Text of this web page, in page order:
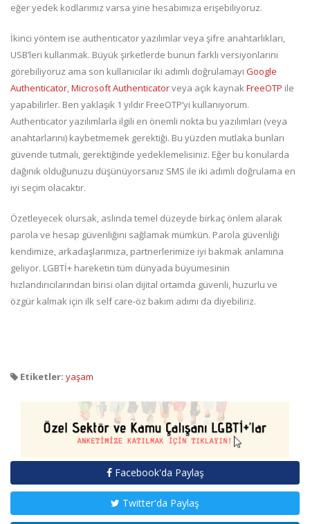
eğer yedek kodlarımız varsa yine hesabımıza erişebiliyoruz.
İkinci yöntem ise authenticator yazılımlar veya şifre anahtarlıkları,
USB’leri kullanmak. Büyük şirketlerde bunun farklı versiyonlarını
görebiliyoruz ama son kullanıcılar iki adımlı doğrulamayı Google
Authenticator,Microsoft Authenticatorveya açık kaynakFreeOTP ile
yapabilirler. Ben yaklaşık 1 yıldır FreeOTP’yi kullanıyorum.
Authenticator yazılımlarla ilgili en önemli nokta bu yazılımları (veya
anahtarlarını) kaybetmemek gerektiği. Bu yüzden mutlaka bunları
güvende tutmalı, gerektiğinde yedeklemelisiniz. Eğer bu konularda
dağınık olduğunuzu düşünüyorsanız SMS ile iki adımlı doğrulama en
iyi seçim olacaktır.
Özetleyecek olursak, aslında temel düzeyde birkaç önlem alarak
parola ve hesap güvenliğini sağlamak mümkün. Parola güvenliği
kendimize, arkadaşlarımıza, partnerlerimize iyi bakmak anlamına
geliyor. LGBTİ+ hareketin tüm dünyada büyümesinin
hızlandırıcılarından birisi olan dijital ortamda güvenli, huzurlu ve
özgür kalmak için ilk self care-öz bakım adımı da diyebiliriz.
Etiketler: yaşam
Facebook'da Paylaş
Twitter'da Paylaş